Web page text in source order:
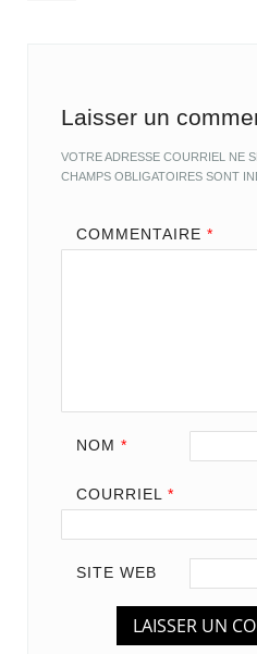
Laisser un
VOTRE ADRESSE COURRIEL NE
CHAMPS OBLIGATOIRES SONT
COMMENTAIRE *
NOM *
COURRIEL *
SITE WEB